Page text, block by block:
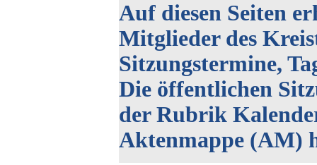
Auf diesen Seiten
Mitglieder des
Sitzungstermine,
Die öffentlichen
der Rubrik
Aktenmappe (AM)